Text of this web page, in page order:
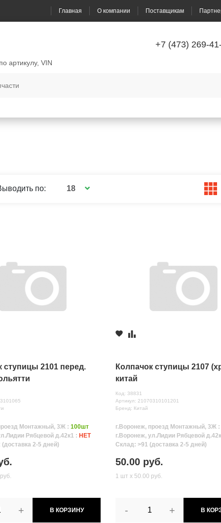
Главная О компании Поставщикам
+7 (473) 269-
по артикулу, VIN
по: 18
ступицы 2101 перед.
Монтажный, 3Ж :100шт
Рябцевой д.42к1 : НЕТ
2-5 дней)
+ В КОРЗИНУ
Колпачок ступицы 2107
китай
Код: 38831
Артикул: 21070310101201
Бренд: Китай
г.Воронеж, проезд Монтажный, 3Ж
г.Воронеж, ул.Лидии Рябцевой
Склад: >91 (доставка 2-5 дней)
50.00 руб.
1 шт х 50.00 руб.
- + В